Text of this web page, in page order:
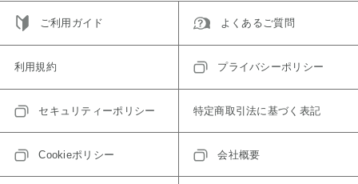
ご利用ガイド よくあるご質問
利用規約 プライバシーポリシー
セキュリティーポリシー 特定商取引法に基づく表記
Cookieポリシー 会社概要